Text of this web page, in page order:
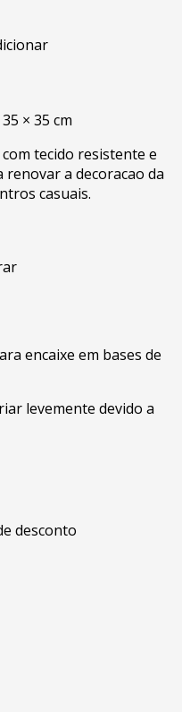
× 35 cm
tecido resistente e
a decoracao da
casuais.
encaixe em bases de
levemente devido a
desconto